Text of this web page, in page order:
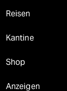
Reisen
Kantine
Shop
Anzeigen